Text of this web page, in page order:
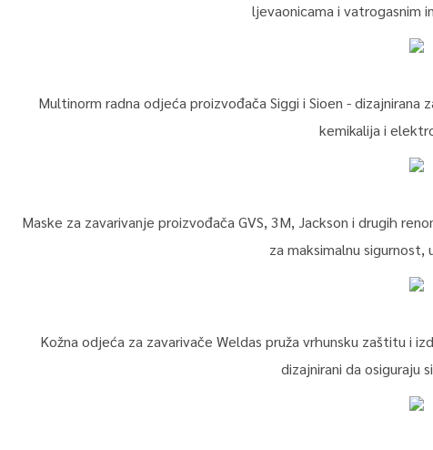
ljevaonicama i vatrogasnim
Multinorm radna odjeća proizvođača Siggi i Sioen -
kemikalija i
Maske za zavarivanje proizvođača GVS, 3M, Jackson i drugih
za maksimalnu
Kožna odjeća za zavarivače Weldas pruža vrhunsku zaštitu i
dizajnirani da osiguraju